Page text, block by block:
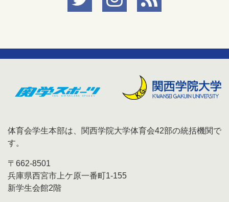
体育会学生本部は、関西学院大学体育会42部の統括機関で
す。
〒662-8501
兵庫県西宮市上ケ原一番町1-155
新学生会館2階